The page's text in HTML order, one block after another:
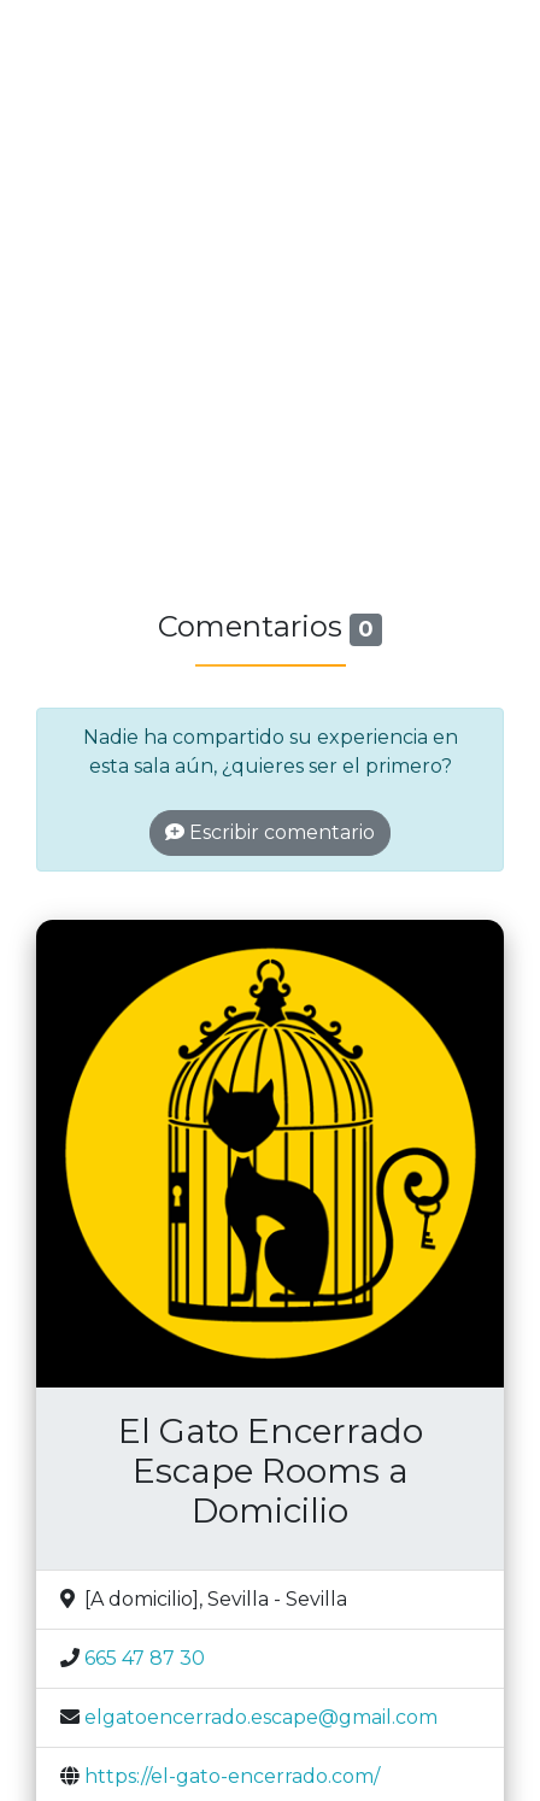
Comentarios 0
Nadie ha compartido su experiencia en
esta sala aún, ¿quieres ser el primero?
Escribir comentario
El Gato Encerrado
Escape Rooms a
Domicilio
[A domicilio] , Sevilla - Sevilla
665 47 87 30
elgatoencerrado.escape@gmail.com
https://el-gato-encerrado.com/